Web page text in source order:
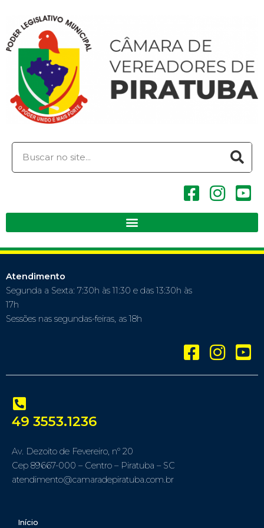
Atendimento
Segunda a Sexta: 7:30h às 11:30 e das 13:30h às
17h
Sessões nas segundas-feiras, as 18h
49 3553.1236
Av. Dezoito de Fevereiro, nº 20
Cep 89667-000 – Centro – Piratuba – SC
atendimento@camaradepiratuba.com.br
Início